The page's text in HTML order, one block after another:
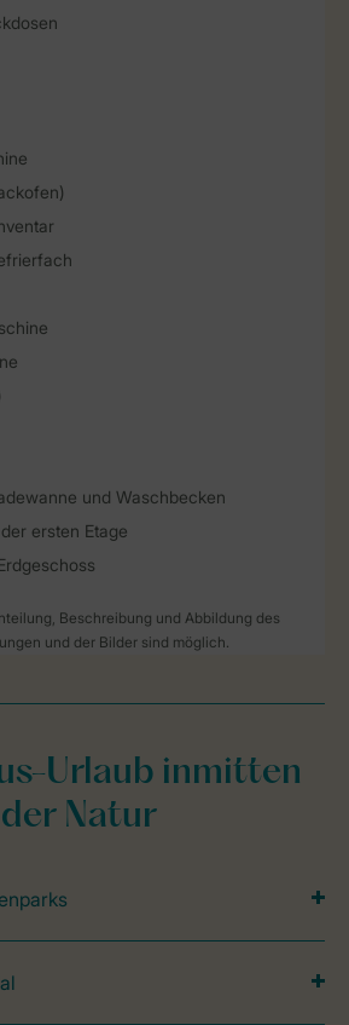
und Waschbecken
ersten Etage
Beschreibung und Abbildung des
und der Bilder sind möglich.
Urlaub inmitten
der Natur